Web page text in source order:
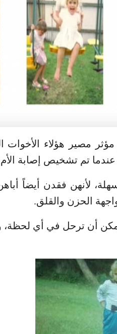
مصير هؤلاء الأخوات
عندما تم تشخيص إصابة
لأنهن فقدن أيضاً
الحزن والقلق.
أن ترحل في أي لحظة،